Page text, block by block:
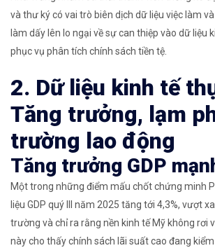
và thư ký có vai trò biên dịch dữ liệu việc làm
làm dấy lên lo ngại về sự can thiệp vào dữ liệu
phục vụ phân tích chính sách tiền tệ.
2. Dữ liệu kinh tế
Tăng trưởng, lạm
trường lao động
Tăng trưởng GDP
Một trong những điểm mấu chốt chứng minh
liệu GDP quý III năm 2025 tăng tới 4,3%, vượt
trường và chỉ ra rằng nền kinh tế Mỹ không rơi
này cho thấy chính sách lãi suất cao đang